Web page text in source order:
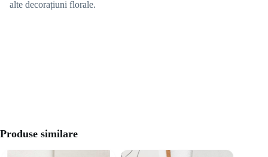
alte decorațiuni florale.
Produse similare